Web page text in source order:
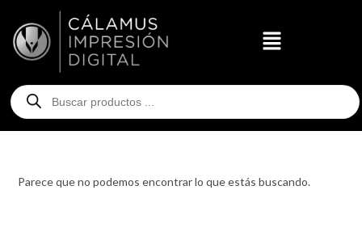
Parece que no podemos encontrar lo que estás buscando.